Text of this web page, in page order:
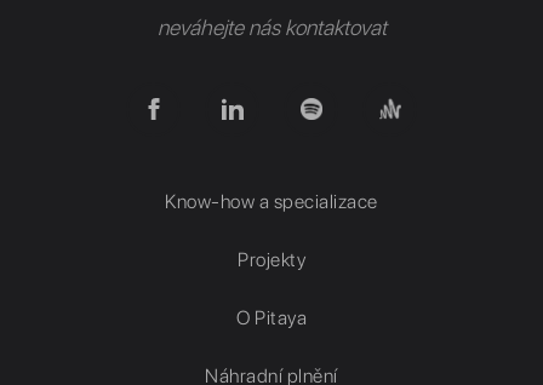
neváhejte nás kontaktovat
Know-how a specializace
Projekty
O Pitaya
Náhradní plnění